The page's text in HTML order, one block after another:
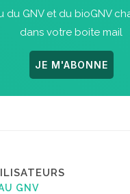
du GNV et du bioGNV
dans votre boite mail
JE M'ABONNE
GNV